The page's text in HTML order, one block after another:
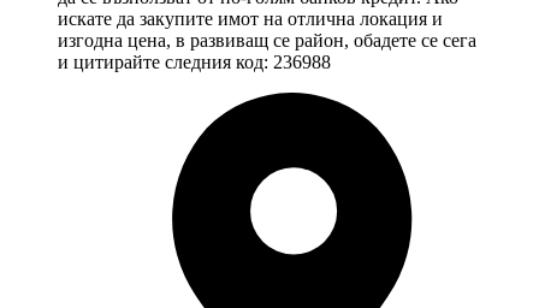
искате да закупите имот на отлична локация и
изгодна цена, в развиващ се район, обадете се сега
и цитирайте следния код: 236988